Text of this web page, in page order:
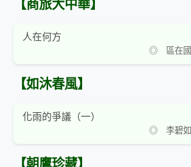
【商旅大中華】
人在何方
◎ 區在國
【如沐春風】
化雨的爭議（一）
◎ 李碧如